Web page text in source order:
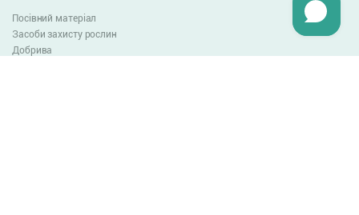
Посівний матеріал
Засоби захисту рослин
Добрива